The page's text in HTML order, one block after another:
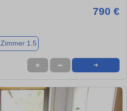
790 €
Zimmer 1.5
★ ➦ ➜